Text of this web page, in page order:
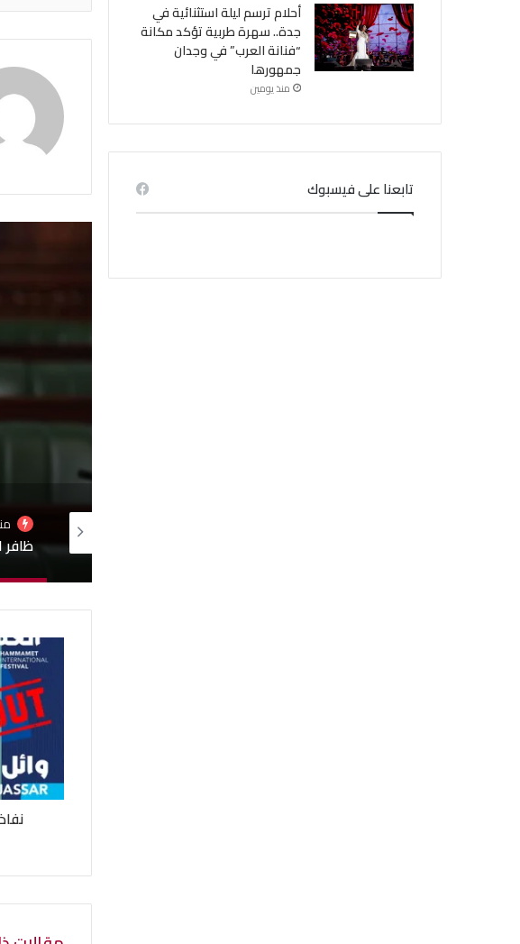
ظافر الصغيري: “هناك أزمة تواصل بين البرلمان والحكومة
منذ
أحلام ترسم ليلة استثنائية في
جدة.. سهرة طربية تؤكد مكانة
“فنانة العرب” في وجدان
جمهورها
منذ يومين
تابعنا على فيسبوك